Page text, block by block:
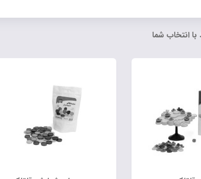
انتخاب شما